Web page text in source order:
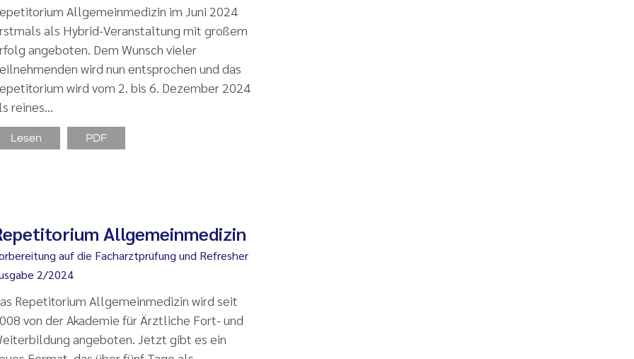
Allgemeinmedizin im Juni 2024
als Hybrid-Veranstaltung mit großem
angeboten. Dem Wunsch vieler
wird nun entsprochen und das
wird vom 2. bis 6. Dezember 2024
reines…
Lesen PDF
Allgemeinmedizin
auf die Facharztprüfung und Refresher
2/2024
Repetitorium Allgemeinmedizin wird seit
von der Akademie für Ärztliche Fort- und
angeboten. Jetzt gibt es ein